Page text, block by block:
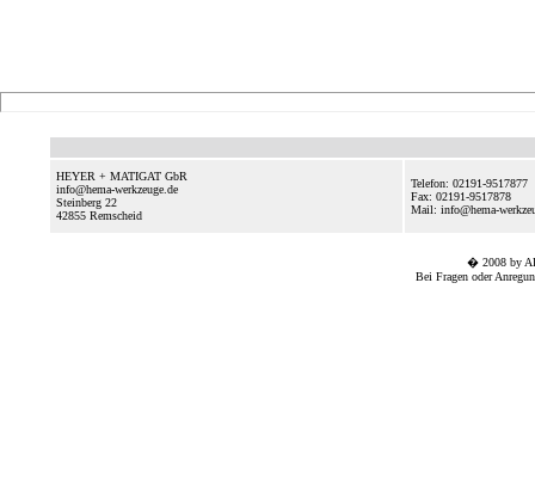
HEYER + MATIGAT GbR
info@hema-werkzeuge.de
Steinberg 22
42855 Remscheid
Telefon: 02191-9517877
Fax: 02191-9517878
Mail: info@hema-
� 2008 by
Bei Fragen oder